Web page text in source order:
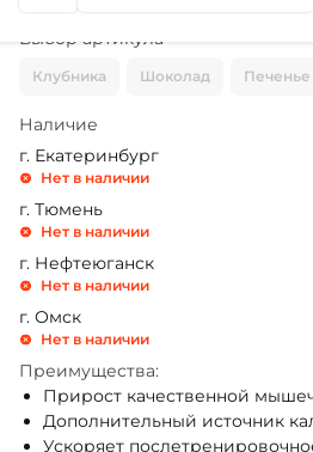
Выбор артикула
Клубника Шоколад Печенье
Наличие
г. Екатеринбург
Нет в наличии
г. Тюмень
Нет в наличии
г. Нефтеюганск
Нет в наличии
г. Омск
Нет в наличии
Преимущества:
Прирост качественной
Дополнительный источник
Ускоряет